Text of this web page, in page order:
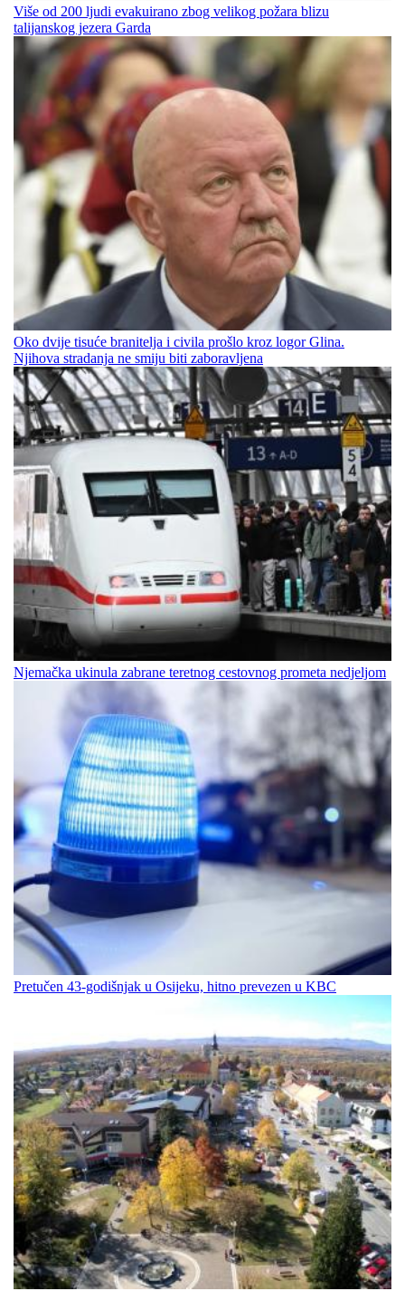
Više od 200 ljudi evakuirano zbog velikog požara blizu
talijanskog jezera Garda
Oko dvije tisuće branitelja i civila prošlo kroz logor Glina.
Njihova stradanja ne smiju biti zaboravljena
Njemačka ukinula zabrane teretnog cestovnog prometa nedjeljom
Pretučen 43-godišnjak u Osijeku, hitno prevezen u KBC